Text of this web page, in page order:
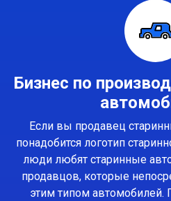
Бизнес по
Если вы продавец
понадобится логотип
люди любят старинные
продавцов, которые
этим типом автомобилей.